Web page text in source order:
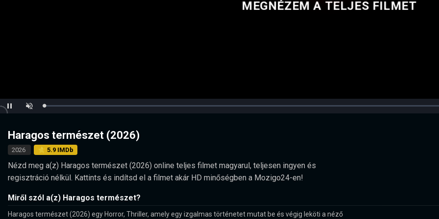
Pause UnmuteLoaded:
MEGNÉZEM A TELJES FILMET
Haragos természet (2026)
2026 ⭐ 5.9 IMDb
Nézd meg a(z) Haragos természet (2026) online teljes filmet magyarul, teljesen ingyen és
regisztráció nélkül. Kattints és indítsd el a filmet akár HD minőségben a Mozigo24-en!
Miről szól a(z) Haragos természet?
Haragos természet (2026) egy Horror, Thriller, amely egy izgalmas történetet mutat be és végig leköti a néző